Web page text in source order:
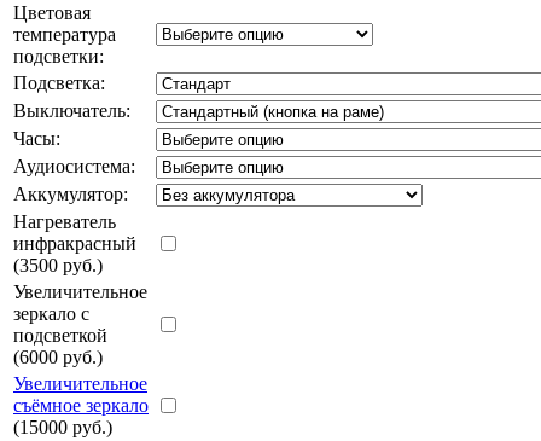
Цветовая
температура
подсветки:
Подсветка:
Выключатель:
Часы:
Аудиосистема:
Аккумулятор:
Нагреватель
инфракрасный
(3500 руб.)
Увеличительное
зеркало с
подсветкой
(6000 руб.)
Увеличительное
съёмное зеркало
(15000 руб.)